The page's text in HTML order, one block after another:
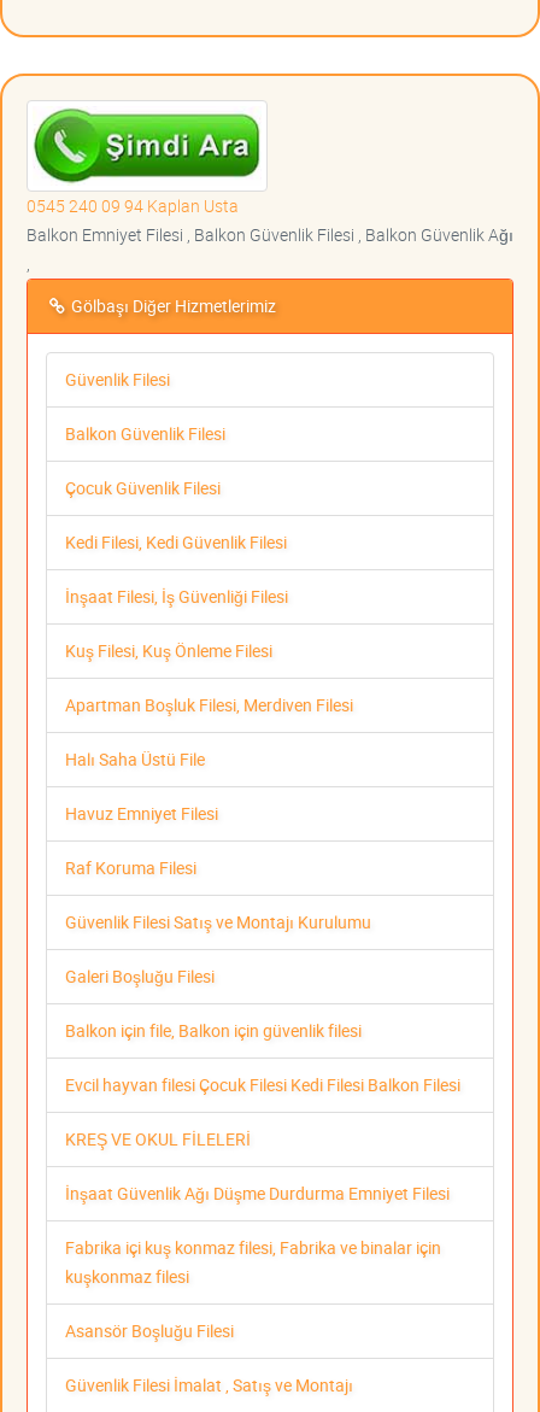
0545 240 09 94 Kaplan Usta
Balkon Emniyet Filesi , Balkon Güvenlik Filesi , Balkon Güvenlik Ağı
,
Gölbaşı Diğer Hizmetlerimiz
Güvenlik Filesi
Balkon Güvenlik Filesi
Çocuk Güvenlik Filesi
Kedi Filesi, Kedi Güvenlik Filesi
İnşaat Filesi, İş Güvenliği Filesi
Kuş Filesi, Kuş Önleme Filesi
Apartman Boşluk Filesi, Merdiven Filesi
Halı Saha Üstü File
Havuz Emniyet Filesi
Raf Koruma Filesi
Güvenlik Filesi Satış ve Montajı Kurulumu
Galeri Boşluğu Filesi
Balkon için file, Balkon için güvenlik filesi
Evcil hayvan filesi Çocuk Filesi Kedi Filesi Balkon Filesi
KREŞ VE OKUL FİLELERİ
İnşaat Güvenlik Ağı Düşme Durdurma Emniyet Filesi
Fabrika içi kuş konmaz filesi, Fabrika ve binalar için
kuşkonmaz filesi
Asansör Boşluğu Filesi
Güvenlik Filesi İmalat , Satış ve Montajı